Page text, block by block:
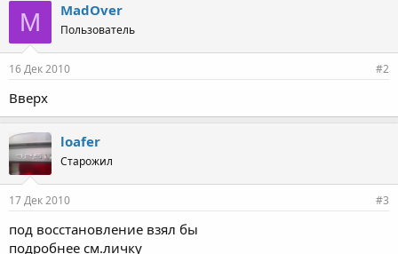
M MadOver
Пользователь
16 Дек 2010 #2
Вверх
loafer
Старожил
17 Дек 2010 #3
под восстановление взял бы
подробнее см.личку